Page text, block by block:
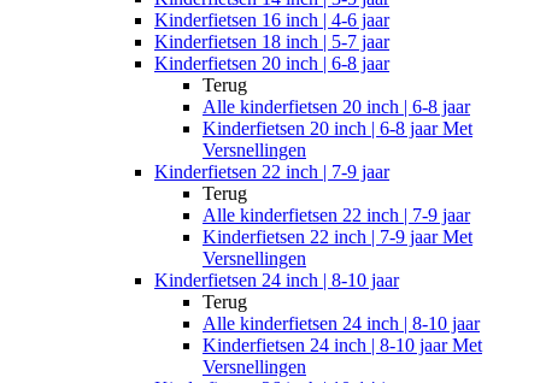
Kinderfietsen 16 inch | 4-6 jaar
Kinderfietsen 18 inch | 5-7 jaar
Kinderfietsen 20 inch | 6-8 jaar
Terug
Alle kinderfietsen 20 inch | 6-8 jaar
Kinderfietsen 20 inch | 6-8 jaar Met
Versnellingen
Kinderfietsen 22 inch | 7-9 jaar
Terug
Alle kinderfietsen 22 inch | 7-9 jaar
Kinderfietsen 22 inch | 7-9 jaar Met
Versnellingen
Kinderfietsen 24 inch | 8-10 jaar
Terug
Alle kinderfietsen 24 inch | 8-10 jaar
Kinderfietsen 24 inch | 8-10 jaar Met
Versnellingen